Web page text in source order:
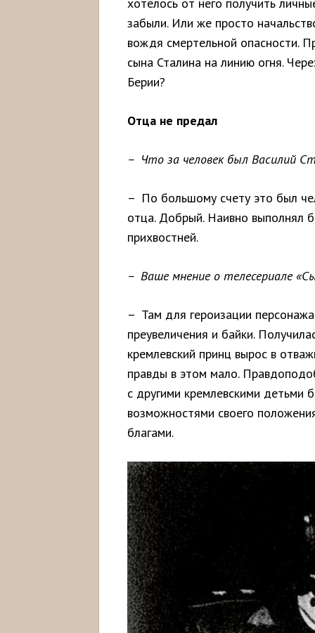
забыли. Или же просто
вождя смертельной опасности.
сына Сталина на линию огня.
Берии?
Отца не предал
– Что за человек был Василий
– По большому счету это был
отца. Добрый. Наивно выполнял
прихвостней.
– Ваше мнение о телесериале
– Там для героизации
преувеличения и байки.
кремлевский принц вырос в
правды в этом мало.
с другими кремлевскими детьми
возможностями своего
благами.